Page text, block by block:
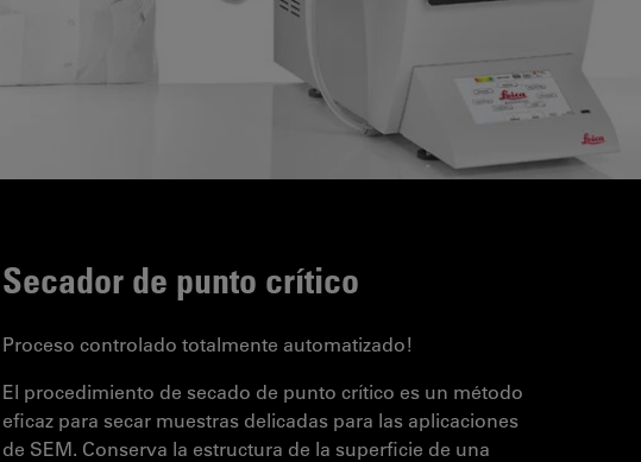
Secador de punto crítico
Proceso controlado totalmente automatizado!
El procedimiento de secado de punto crítico es un método
eficaz para secar muestras delicadas para las aplicaciones
de SEM. Conserva la estructura de la superficie de una